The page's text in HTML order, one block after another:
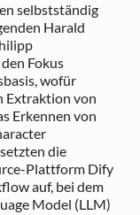
selbstständig
Harald
Fokus
wofür
Extraktion von
Erkennen von
die
Plattform Dify
auf, bei dem
Model (LLM)